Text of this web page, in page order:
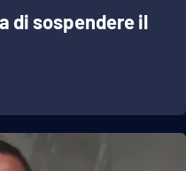
di sospendere il